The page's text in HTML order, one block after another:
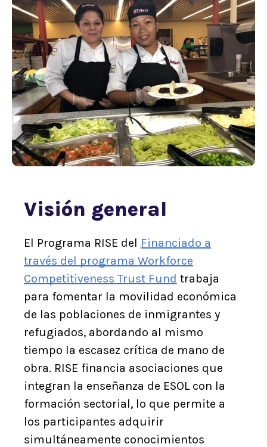
Visión general
El Programa RISE del Financiado a
través del programa Workforce
Competitiveness Trust Fund trabaja
para fomentar la movilidad económica
de las poblaciones de inmigrantes y
refugiados, abordando al mismo
tiempo la escasez crítica de mano de
obra. RISE financia asociaciones que
integran la enseñanza de ESOL con la
formación sectorial, lo que permite a
los participantes adquirir
simultáneamente conocimientos